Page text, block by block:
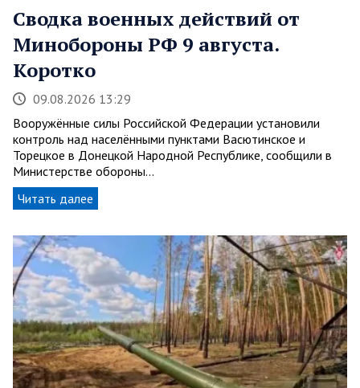
Сводка военных действий от
Минобороны РФ 9 августа.
Коротко
09.08.2026 13:29
Вооружённые силы Российской Федерации установили
контроль над населёнными пунктами Васютинское и
Торецкое в Донецкой Народной Республике, сообщили в
Министерстве обороны…
Читать далее